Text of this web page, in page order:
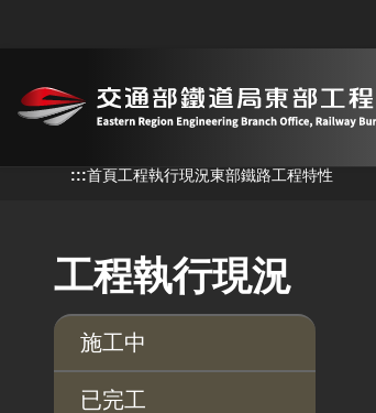
:::首頁工程執行現況東部鐵路工程特性
工程執行現況
施工中
已完工